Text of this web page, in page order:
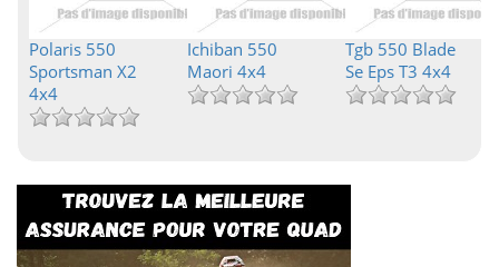
Polaris 550
Sportsman X2
4x4
Ichiban 550
Maori 4x4
Tgb 550 Blade
Se Eps T3 4x4